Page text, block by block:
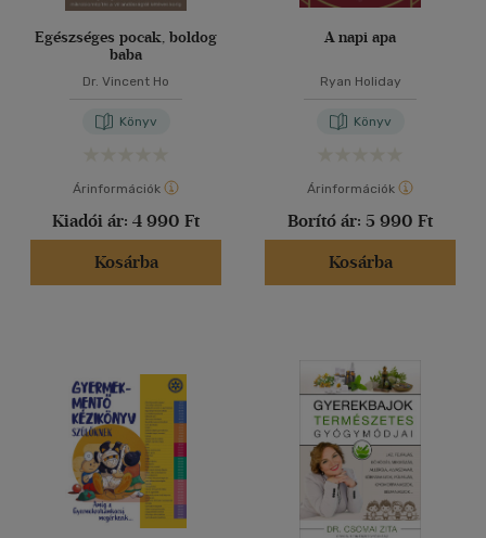
Egészséges pocak, boldog
baba
Dr. Vincent Ho
Könyv
Árinformációk
Kiadói ár: 4 990 Ft
Kosárba
A napi apa
Ryan Holiday
Könyv
Árinformációk
Borító ár: 5 990 Ft
Kosárba